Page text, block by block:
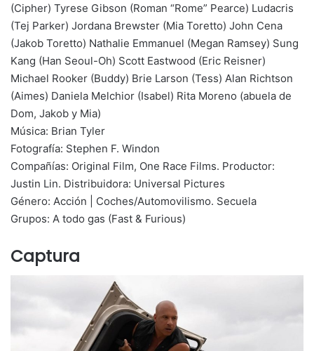
(Cipher) Tyrese Gibson (Roman “Rome” Pearce) Ludacris
(Tej Parker) Jordana Brewster (Mia Toretto) John Cena
(Jakob Toretto) Nathalie Emmanuel (Megan Ramsey) Sung
Kang (Han Seoul-Oh) Scott Eastwood (Eric Reisner)
Michael Rooker (Buddy) Brie Larson (Tess) Alan Richtson
(Aimes) Daniela Melchior (Isabel) Rita Moreno (abuela de
Dom, Jakob y Mia)
Música: Brian Tyler
Fotografía: Stephen F. Windon
Compañías: Original Film, One Race Films. Productor:
Justin Lin. Distribuidora: Universal Pictures
Género: Acción | Coches/Automovilismo. Secuela
Grupos: A todo gas (Fast & Furious)
Captura